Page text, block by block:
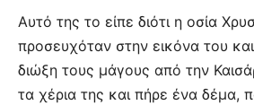
Αυτό της το είπε διότι η οσία
προσευχόταν στην εικόνα του
διώξη τους μάγους από την
τα χέρια της και πήρε ένα δέμα,